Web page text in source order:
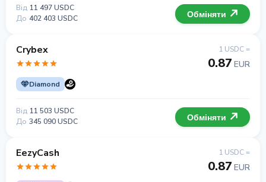
Від 11 497 USDC
До 402 403 USDC Обміняти
Crybex
Diamond
1 USDC =
0.87 EUR
Від 11 503 USDC
До 345 090 USDC Обміняти
EezyCash 1 USDC =
0.87 EUR